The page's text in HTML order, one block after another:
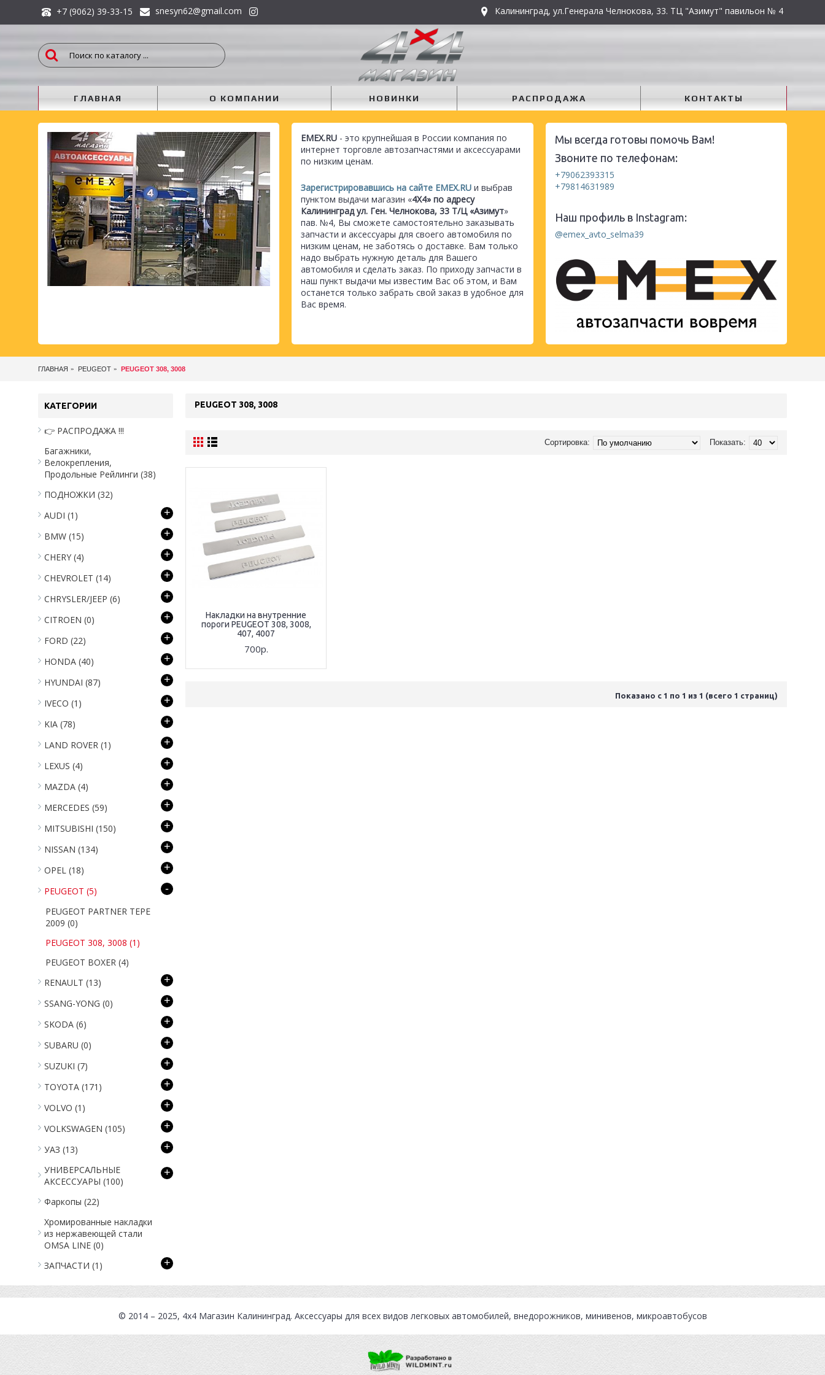
+7 (9062) 39-33-15 snesyn62@gmail.com Калининград, ул.Генерала Челнокова, 33. ТЦ "Азимут" павильон № 4
ГЛАВНАЯ О КОМПАНИИ НОВИНКИ РАСПРОДАЖА КОНТАКТЫ
EMEX.RU - это крупнейшая в России компания по
интернет торговле автозапчастями и аксессуарами
по низким ценам.
Зарегистрировавшись на сайте EMEX.RU и выбрав
пунктом выдачи магазин «4Х4» по адресу
Калининград ул. Ген. Челнокова, 33 Т/Ц «Азимут»
пав. №4, Вы сможете самостоятельно заказывать
запчасти и аксессуары для своего автомобиля по
низким ценам, не заботясь о доставке. Вам только
надо выбрать нужную деталь для Вашего
автомобиля и сделать заказ. По приходу запчасти в
наш пункт выдачи мы известим Вас об этом, и Вам
останется только забрать свой заказ в удобное для
Вас время.
Мы всегда готовы помочь Вам!
Звоните по телефонам:
+79062393315
+79814631989
Наш профиль в Instagram:
@emex_avto_selma39
ГЛАВНАЯ PEUGEOT PEUGEOT 308, 3008
КАТЕГОРИИ
👉 РАСПРОДАЖА !!!
Багажники,
Велокрепления,
Продольные Рейлинги (38)
ПОДНОЖКИ (32)
AUDI (1) +
BMW (15) +
CHERY (4) +
CHEVROLET (14) +
CHRYSLER/JEEP (6) +
CITROEN (0) +
FORD (22) +
HONDA (40) +
HYUNDAI (87) +
IVECO (1) +
KIA (78) +
LAND ROVER (1) +
LEXUS (4) +
MAZDA (4) +
MERCEDES (59) +
MITSUBISHI (150) +
NISSAN (134) +
OPEL (18) +
PEUGEOT (5) -
PEUGEOT PARTNER TEPE
2009 (0)
PEUGEOT 308, 3008 (1)
PEUGEOT BOXER (4)
RENAULT (13) +
SSANG-YONG (0) +
SKODA (6) +
SUBARU (0) +
SUZUKI (7) +
TOYOTA (171) +
VOLVO (1) +
VOLKSWAGEN (105) +
УАЗ (13) +
УНИВЕРСАЛЬНЫЕ
АКСЕССУАРЫ (100)
+
Фаркопы (22)
Хромированные накладки
из нержавеющей стали
OMSA LINE (0)
ЗАПЧАСТИ (1) +
PEUGEOT 308, 3008
Показать:
Сортировка:
Накладки на внутренние
пороги PEUGEOT 308, 3008,
407, 4007
700р.
Показано с 1 по 1 из 1 (всего 1 страниц)
© 2014 – 2025, 4x4 Магазин Калининград. Аксессуары для всех видов легковых автомобилей, внедорожников, минивенов, микроавтобусов